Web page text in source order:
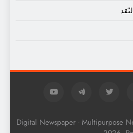
Digital Newspaper - Multipurpose